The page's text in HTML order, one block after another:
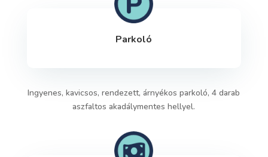
Parkoló
Ingyenes, kavicsos, rendezett, árnyékos parkoló, 4 darab
aszfaltos akadálymentes hellyel.